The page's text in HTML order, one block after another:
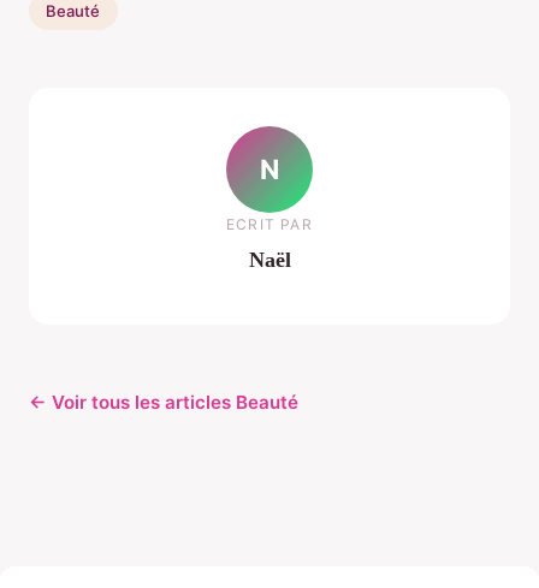
Beauté
N
ECRIT PAR
Naël
← Voir tous les articles Beauté